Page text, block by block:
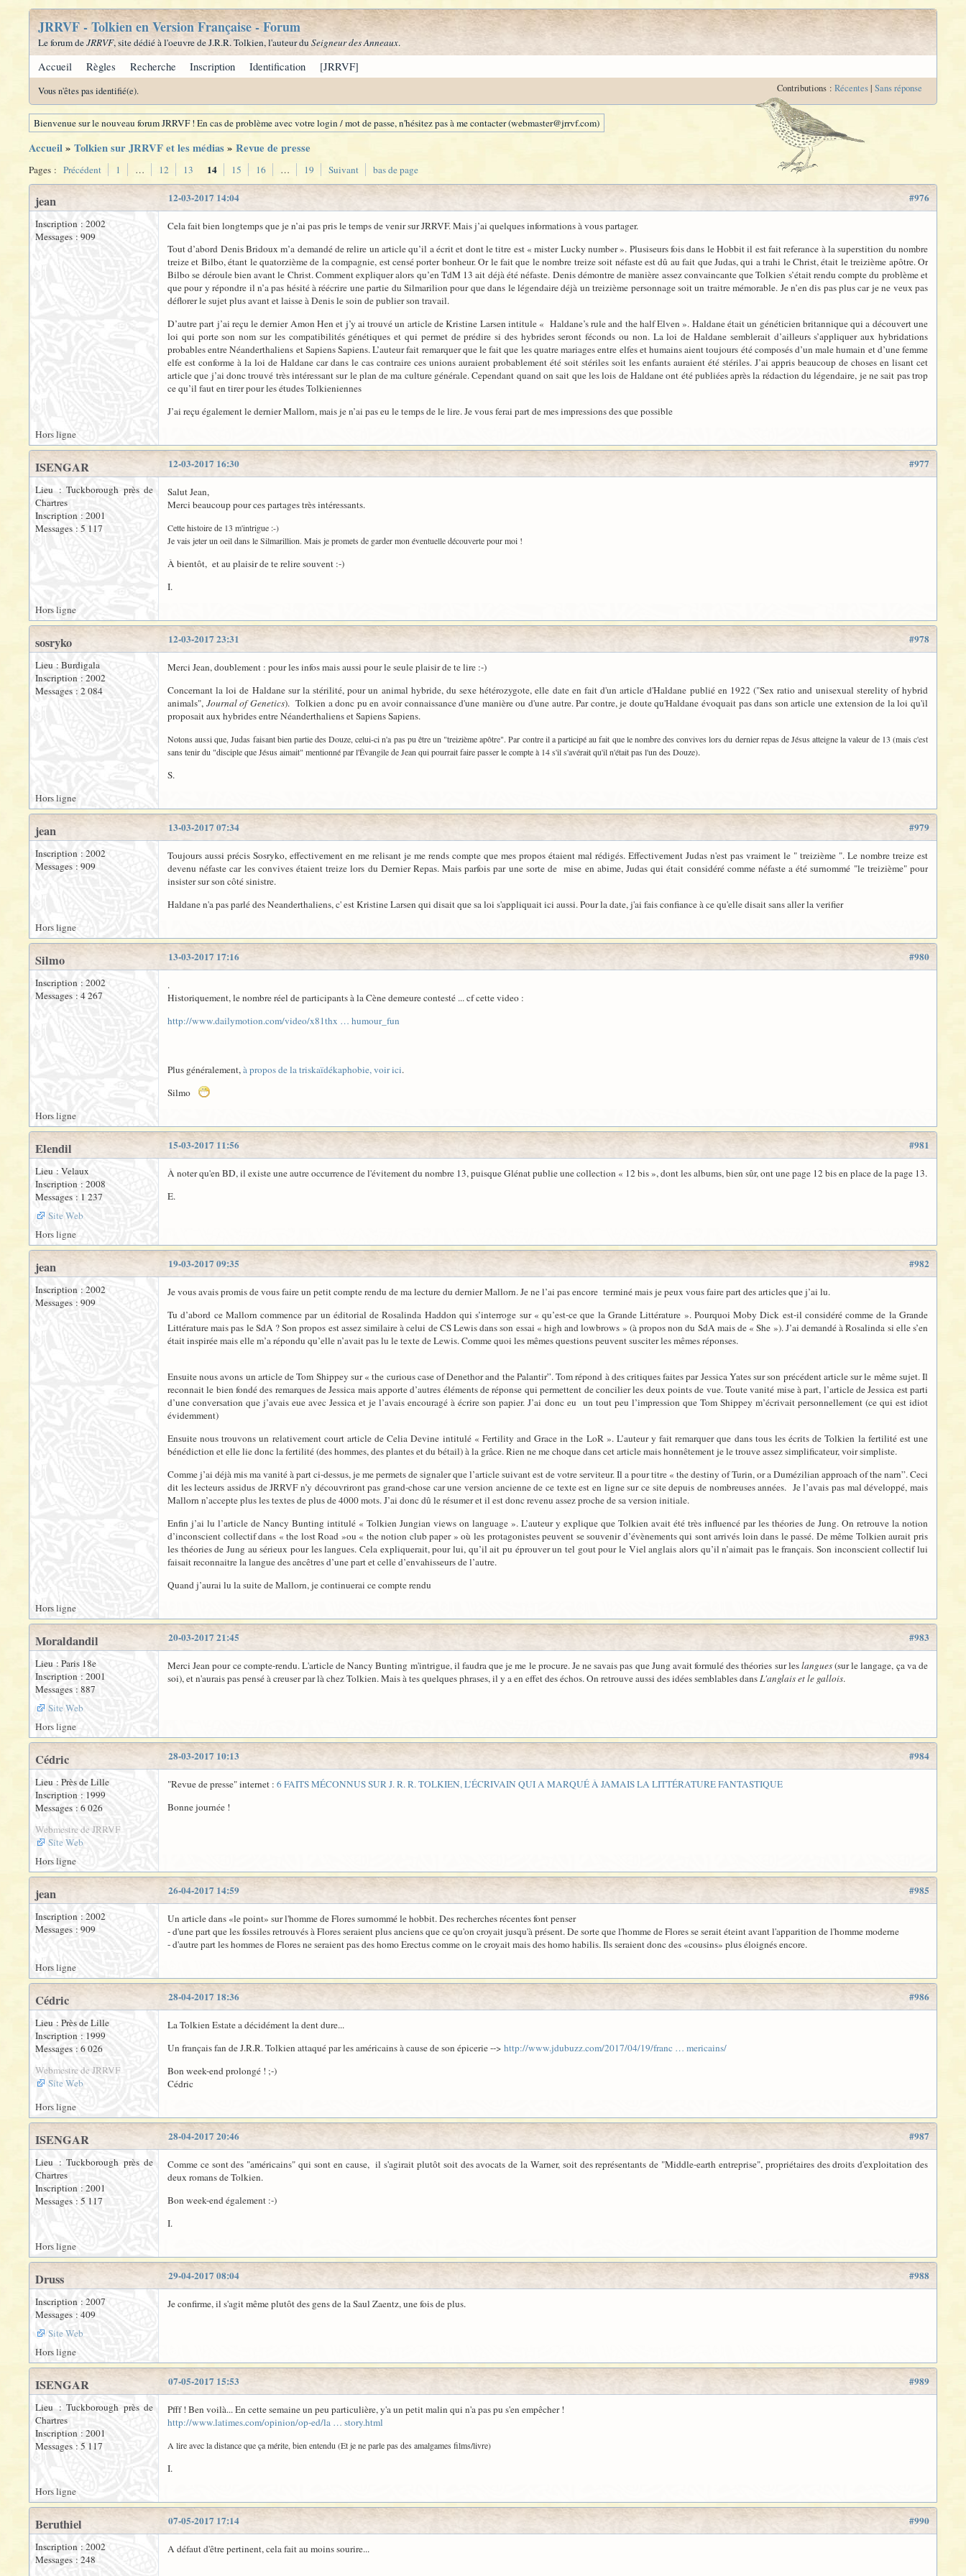
JRRVF - Tolkien en Version Française - Forum
Le forum deJRRVF, site dédié à l'oeuvre de J.R.R. Tolkien, l'auteur du Seigneur des Anneaux.
Accueil Règles Recherche Inscription Identification [JRRVF]
Vous n'êtes pas identifié(e). Contributions : Récentes| Sans réponse
Bienvenue sur le nouveau forum JRRVF ! En cas de problème avec votre login / mot de passe, n'hésitez pas à me contacter (webmaster@jrrvf.com)
Accueil» Tolkien sur JRRVF et les médias» Revue de presse
Pages : Précédent 1 … 12 13 14 15 16 … 19 Suivant bas de page
#976
12-03-2017 14:04
jean
Inscription : 2002
Messages : 909
Cela fait bien longtemps que je n’ai pas pris le temps de venir sur JRRVF. Mais j’ai quelques informations à vous partager.
Tout d’abord Denis Bridoux m’a demandé de relire un article qu’il a écrit et dont le titre est « mister Lucky number ». Plusiseurs fois dans le Hobbit il est fait referance à la superstition du nombre
treize et Bilbo, étant le quatorzième de la compagnie, est censé porter bonheur. Or le fait que le nombre treize soit néfaste est dû au fait que Judas, qui a trahi le Christ, était le treizième apôtre. Or
Bilbo se déroule bien avant le Christ. Comment expliquer alors qu’en TdM 13 ait déjà été néfaste. Denis démontre de manière assez convaincante que Tolkien s’était rendu compte du problème et
que pour y répondre il n’a pas hésité à réécrire une partie du Silmarilion pour que dans le légendaire déjà un treizième personnage soit un traitre mémorable. Je n’en dis pas plus car je ne veux pas
déflorer le sujet plus avant et laisse à Denis le soin de publier son travail.
D’autre part j’ai reçu le dernier Amon Hen et j’y ai trouvé un article de Kristine Larsen intitule « Haldane’s rule and the half Elven ». Haldane était un généticien britannique qui a découvert une
loi qui porte son nom sur les compatibilités génétiques et qui permet de prédire si des hybrides seront féconds ou non. La loi de Haldane semblerait d’ailleurs s’appliquer aux hybridations
probables entre Néanderthaliens et Sapiens Sapiens. L’auteur fait remarquer que le fait que les quatre mariages entre elfes et humains aient toujours été composés d’un male humain et d’une femme
elfe est conforme à la loi de Haldane car dans le cas contraire ces unions auraient probablement été soit stériles soit les enfants auraient été stériles. J’ai appris beaucoup de choses en lisant cet
article que j’ai donc trouvé très intéressant sur le plan de ma culture générale. Cependant quand on sait que les lois de Haldane ont été publiées après la rédaction du légendaire, je ne sait pas trop
ce qu’il faut en tirer pour les études Tolkieniennes
J’ai reçu également le dernier Mallorn, mais je n’ai pas eu le temps de le lire. Je vous ferai part de mes impressions des que possible
Hors ligne
#977
12-03-2017 16:30
ISENGAR
Lieu : Tuckborough près de
Chartres
Inscription : 2001
Messages : 5 117
Salut Jean,
Merci beaucoup pour ces partages très intéressants.
Cette histoire de 13 m'intrigue :-)
Je vais jeter un oeil dans le Silmarillion. Mais je promets de garder mon éventuelle découverte pour moi !
À bientôt, et au plaisir de te relire souvent :-)
I.
Hors ligne
#978
12-03-2017 23:31
sosryko
Lieu : Burdigala
Inscription : 2002
Messages : 2 084
Merci Jean, doublement : pour les infos mais aussi pour le seule plaisir de te lire :-)
Concernant la loi de Haldane sur la stérilité, pour un animal hybride, du sexe hétérozygote, elle date en fait d'un article d'Haldane publié en 1922 ("Sex ratio and unisexual sterelity of hybrid
animals", Journal of Genetics). Tolkien a donc pu en avoir connaissance d'une manière ou d'une autre. Par contre, je doute qu'Haldane évoquait pas dans son article une extension de la loi qu'il
proposait aux hybrides entre Néanderthaliens et Sapiens Sapiens.
Notons aussi que, Judas faisant bien partie des Douze, celui-ci n'a pas pu être un "treizième apôtre". Par contre il a participé au fait que le nombre des convives lors du dernier repas de Jésus atteigne la valeur de 13 (mais c'est
sans tenir du "disciple que Jésus aimait" mentionné par l'Évangile de Jean qui pourrait faire passer le compte à 14 s'il s'avérait qu'il n'était pas l'un des Douze).
S.
Hors ligne
#979
13-03-2017 07:34
jean
Inscription : 2002
Messages : 909
Toujours aussi précis Sosryko, effectivement en me relisant je me rends compte que mes propos étaient mal rédigés. Effectivement Judas n'est pas vraiment le " treizième ". Le nombre treize est
devenu néfaste car les convives étaient treize lors du Dernier Repas. Mais parfois par une sorte de mise en abime, Judas qui était considéré comme néfaste a été surnommé "le treizième" pour
insister sur son côté sinistre.
Haldane n'a pas parlé des Neanderthaliens, c' est Kristine Larsen qui disait que sa loi s'appliquait ici aussi. Pour la date, j'ai fais confiance à ce qu'elle disait sans aller la verifier
Hors ligne
#980
13-03-2017 17:16
Silmo
Inscription : 2002
Messages : 4 267
.
Historiquement, le nombre réel de participants à la Cène demeure contesté ... cf cette video :
http://www.dailymotion.com/video/x81thx … humour_fun
Plus généralement,à propos de la triskaïdékaphobie, voir ici.
Silmo
Hors ligne
#981
15-03-2017 11:56
Elendil
Lieu : Velaux
Inscription : 2008
Messages : 1 237
Site Web
À noter qu'en BD, il existe une autre occurrence de l'évitement du nombre 13, puisque Glénat publie une collection « 12 bis », dont les albums, bien sûr, ont une page 12 bis en place de la page 13.
E.
Hors ligne
#982
19-03-2017 09:35
jean
Inscription : 2002
Messages : 909
Je vous avais promis de vous faire un petit compte rendu de ma lecture du dernier Mallorn. Je ne l’ai pas encore terminé mais je peux vous faire part des articles que j’ai lu.
Tu d’abord ce Mallorn commence par un éditorial de Rosalinda Haddon qui s’interroge sur « qu’est-ce que la Grande Littérature ». Pourquoi Moby Dick est-il considéré comme de la Grande
Littérature mais pas le SdA ? Son propos est assez similaire à celui de CS Lewis dans son essai « high and lowbrows » (à propos non du SdA mais de « She »). J’ai demandé à Rosalinda si elle s’en
était inspirée mais elle m’a répondu qu’elle n’avait pas lu le texte de Lewis. Comme quoi les mêmes questions peuvent susciter les mêmes réponses.
Ensuite nous avons un article de Tom Shippey sur « the curious case of Denethor and the Palantir”. Tom répond à des critiques faites par Jessica Yates sur son précédent article sur le même sujet. Il
reconnait le bien fondé des remarques de Jessica mais apporte d’autres éléments de réponse qui permettent de concilier les deux points de vue. Toute vanité mise à part, l’article de Jessica est parti
d’une conversation que j’avais eue avec Jessica et je l’avais encouragé à écrire son papier. J’ai donc eu un tout peu l’impression que Tom Shippey m’écrivait personnellement (ce qui est idiot
évidemment)
Ensuite nous trouvons un relativement court article de Celia Devine intitulé « Fertility and Grace in the LoR ». L’auteur y fait remarquer que dans tous les écrits de Tolkien la fertilité est une
bénédiction et elle lie donc la fertilité (des hommes, des plantes et du bétail) à la grâce. Rien ne me choque dans cet article mais honnêtement je le trouve assez simplificateur, voir simpliste.
Comme j’ai déjà mis ma vanité à part ci-dessus, je me permets de signaler que l’article suivant est de votre serviteur. Il a pour titre « the destiny of Turin, or a Dumézilian approach of the narn”. Ceci
dit les lecteurs assidus de JRRVF n’y découvriront pas grand-chose car une version ancienne de ce texte est en ligne sur ce site depuis de nombreuses années. Je l’avais pas mal développé, mais
Mallorn n’accepte plus les textes de plus de 4000 mots. J’ai donc dû le résumer et il est donc revenu assez proche de sa version initiale.
Enfin j’ai lu l’article de Nancy Bunting intitulé « Tolkien Jungian views on language ». L’auteur y explique que Tolkien avait été très influencé par les théories de Jung. On retrouve la notion
d’inconscient collectif dans « the lost Road »ou « the notion club paper » où les protagonistes peuvent se souvenir d’évènements qui sont arrivés loin dans le passé. De même Tolkien aurait pris
les théories de Jung au sérieux pour les langues. Cela expliquerait, pour lui, qu’il ait pu éprouver un tel gout pour le Viel anglais alors qu’il n’aimait pas le français. Son inconscient collectif lui
faisait reconnaitre la langue des ancêtres d’une part et celle d’envahisseurs de l’autre.
Quand j’aurai lu la suite de Mallorn, je continuerai ce compte rendu
Hors ligne
#983
20-03-2017 21:45
Moraldandil
Lieu : Paris 18e
Inscription : 2001
Messages : 887
Site Web
Merci Jean pour ce compte-rendu. L'article de Nancy Bunting m'intrigue, il faudra que je me le procure. Je ne savais pas que Jung avait formulé des théories sur leslangues(sur le langage, ça va de
soi), et n'aurais pas pensé à creuser par là chez Tolkien. Mais à tes quelques phrases, il y a en effet des échos. On retrouve aussi des idées semblables dansL'anglais et le gallois.
Hors ligne
#984
28-03-2017 10:13
Cédric
Lieu : Près de Lille
Inscription : 1999
Messages : 6 026
Webmestre de JRRVF
Site Web
"Revue de presse" internet : 6 FAITS MÉCONNUS SUR J. R. R. TOLKIEN, L’ÉCRIVAIN QUI A MARQUÉ À JAMAIS LA LITTÉRATURE FANTASTIQUE
Bonne journée !
Hors ligne
#985
26-04-2017 14:59
jean
Inscription : 2002
Messages : 909
Un article dans «le point» sur l'homme de Flores surnommé le hobbit. Des recherches récentes font penser
- d'une part que les fossiles retrouvés à Flores seraient plus anciens que ce qu'on croyait jusqu'à présent. De sorte que l'homme de Flores se serait éteint avant l'apparition de l'homme moderne
- d'autre part les hommes de Flores ne seraient pas des homo Erectus comme on le croyait mais des homo habilis. Ils seraient donc des «cousins» plus éloignés encore.
Hors ligne
#986
28-04-2017 18:36
Cédric
Lieu : Près de Lille
Inscription : 1999
Messages : 6 026
Webmestre de JRRVF
Site Web
La Tolkien Estate a décidément la dent dure...
Un français fan de J.R.R. Tolkien attaqué par les américains à cause de son épicerie --> http://www.jdubuzz.com/2017/04/19/franc … mericains/
Bon week-end prolongé ! ;-)
Cédric
Hors ligne
#987
28-04-2017 20:46
ISENGAR
Lieu : Tuckborough près de
Chartres
Inscription : 2001
Messages : 5 117
Comme ce sont des "américains" qui sont en cause, il s'agirait plutôt soit des avocats de la Warner, soit des représentants de "Middle-earth entreprise", propriétaires des droits d'exploitation des
deux romans de Tolkien.
Bon week-end également :-)
I.
Hors ligne
#988
29-04-2017 08:04
Druss
Inscription : 2007
Messages : 409
Site Web
Je confirme, il s'agit même plutôt des gens de la Saul Zaentz, une fois de plus.
Hors ligne
#989
07-05-2017 15:53
ISENGAR
Lieu : Tuckborough près de
Chartres
Inscription : 2001
Messages : 5 117
Pfff ! Ben voilà... En cette semaine un peu particulière, y'a un petit malin qui n'a pas pu s'en empêcher !
http://www.latimes.com/opinion/op-ed/la … story.html
A lire avec la distance que ça mérite, bien entendu (Et je ne parle pas des amalgames films/livre)
I.
Hors ligne
#990
07-05-2017 17:14
Beruthiel
Inscription : 2002
Messages : 248
A défaut d'être pertinent, cela fait au moins sourire...